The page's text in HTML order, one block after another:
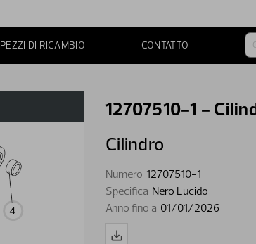
PEZZI DI RICAMBIO CONTATTO
12707510-1 -
Cilindro
Numero 12707510-1
Specifica Nero Lucido
Anno fino a 01/01/2026